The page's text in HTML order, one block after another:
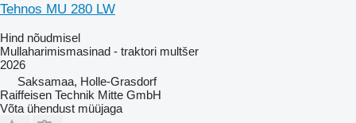
Tehnos MU 280 LW
Hind nõudmisel
Mullaharimismasinad - traktori multšer
2026
Saksamaa, Holle-Grasdorf
Raiffeisen Technik Mitte GmbH
Võta ühendust müüjaga